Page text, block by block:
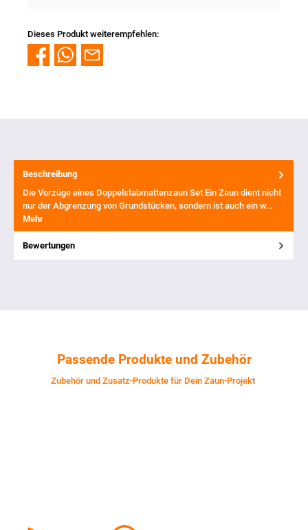
Dieses Produkt weiterempfehlen:
Beschreibung
Die Vorzüge eines Doppelstabmattenzaun Set Ein Zaun dient nicht
nur der Abgrenzung von Grundstücken, sondern ist auch ein w…
Mehr
Bewertungen
Passende Produkte und Zubehör
Zubehör und Zusatz-Produkte für Dein Zaun-Projekt